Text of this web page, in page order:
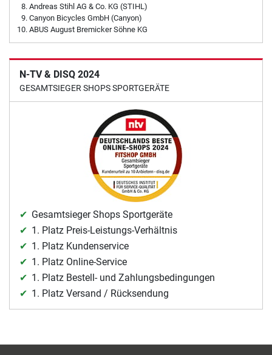
Andreas Stihl AG & Co. KG (STIHL)
Canyon Bicycles GmbH (Canyon)
ABUS August Bremicker Söhne KG
N-TV & DISQ 2024
GESAMTSIEGER SHOPS SPORTGERÄTE
Gesamtsieger Shops Sportgeräte
1. Platz Preis-Leistungs-Verhältnis
1. Platz Kundenservice
1. Platz Online-Service
1. Platz Bestell- und Zahlungsbedingungen
1. Platz Versand / Rücksendung